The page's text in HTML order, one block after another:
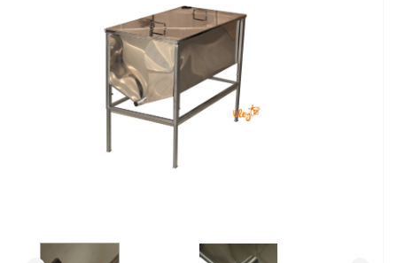
Сейфы
Энергопитание